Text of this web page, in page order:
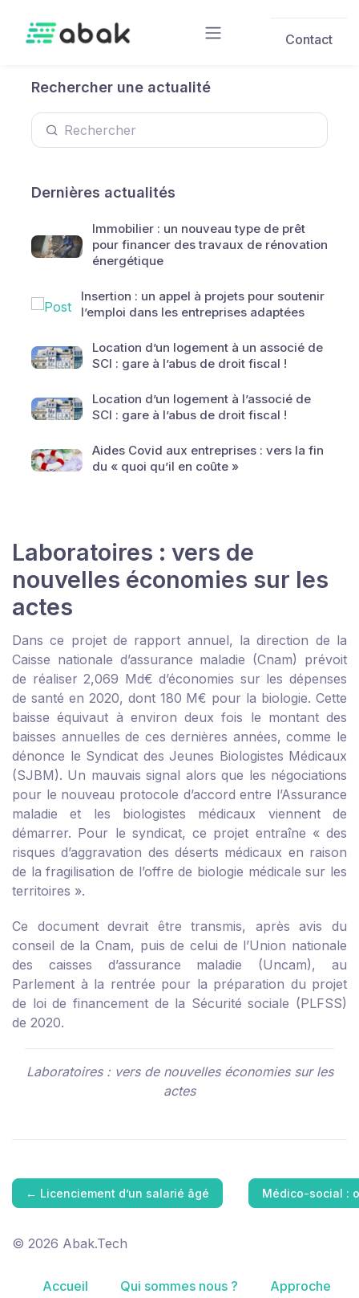
Contact
Rechercher une actualité
Dernières actualités
Immobilier : un nouveau type de prêt
pour financer des travaux de rénovation
énergétique
Insertion : un appel à projets pour soutenir
l’emploi dans les entreprises adaptées
Location d’un logement à un associé de
SCI : gare à l’abus de droit fiscal !
Location d’un logement à l’associé de
SCI : gare à l’abus de droit fiscal !
Aides Covid aux entreprises : vers la fin
du « quoi qu’il en coûte »
Laboratoires : vers de
nouvelles économies sur les
actes
Dans ce projet de rapport annuel, la direction de la
Caisse nationale d’assurance maladie (Cnam) prévoit
de réaliser 2,069 Md€ d’économies sur les dépenses
de santé en 2020, dont 180 M€ pour la biologie. Cette
baisse équivaut à environ deux fois le montant des
baisses annuelles de ces dernières années, comme le
dénonce le Syndicat des Jeunes Biologistes Médicaux
(SJBM). Un mauvais signal alors que les négociations
pour le nouveau protocole d’accord entre l’Assurance
maladie et les biologistes médicaux viennent de
démarrer. Pour le syndicat, ce projet entraîne « des
risques d’aggravation des déserts médicaux en raison
de la fragilisation de l’offre de biologie médicale sur les
territoires ».
Ce document devrait être transmis, après avis du
conseil de la Cnam, puis de celui de l’Union nationale
des caisses d’assurance maladie (Uncam), au
Parlement à la rentrée pour la préparation du projet
de loi de financement de la Sécurité sociale (PLFSS)
de 2020.
Laboratoires : vers de nouvelles économies sur les
actes
← Licenciement d’un salarié âgé Médico-social :
© 2026 Abak.Tech
Accueil Qui sommes nous ? Approche